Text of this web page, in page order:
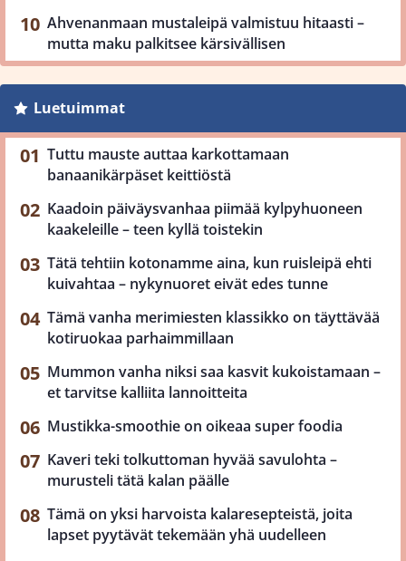
Ahvenanmaan mustaleipä valmistuu hitaasti –
mutta maku palkitsee kärsivällisen
Luetuimmat
Tuttu mauste auttaa karkottamaan
banaanikärpäset keittiöstä
Kaadoin päiväysvanhaa piimää kylpyhuoneen
kaakeleille – teen kyllä toistekin
Tätä tehtiin kotonamme aina, kun ruisleipä ehti
kuivahtaa – nykynuoret eivät edes tunne
Tämä vanha merimiesten klassikko on täyttävää
kotiruokaa parhaimmillaan
Mummon vanha niksi saa kasvit kukoistamaan –
et tarvitse kalliita lannoitteita
Mustikka-smoothie on oikeaa super foodia
Kaveri teki tolkuttoman hyvää savulohta –
murusteli tätä kalan päälle
Tämä on yksi harvoista kalaresepteistä, joita
lapset pyytävät tekemään yhä uudelleen